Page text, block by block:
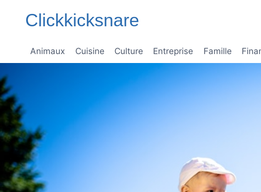
Clickkicksnare
Animaux Cuisine Culture Entreprise Famille